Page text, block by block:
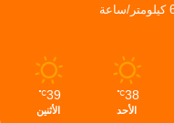
38
℃
الأحد
39
℃
الأثنين